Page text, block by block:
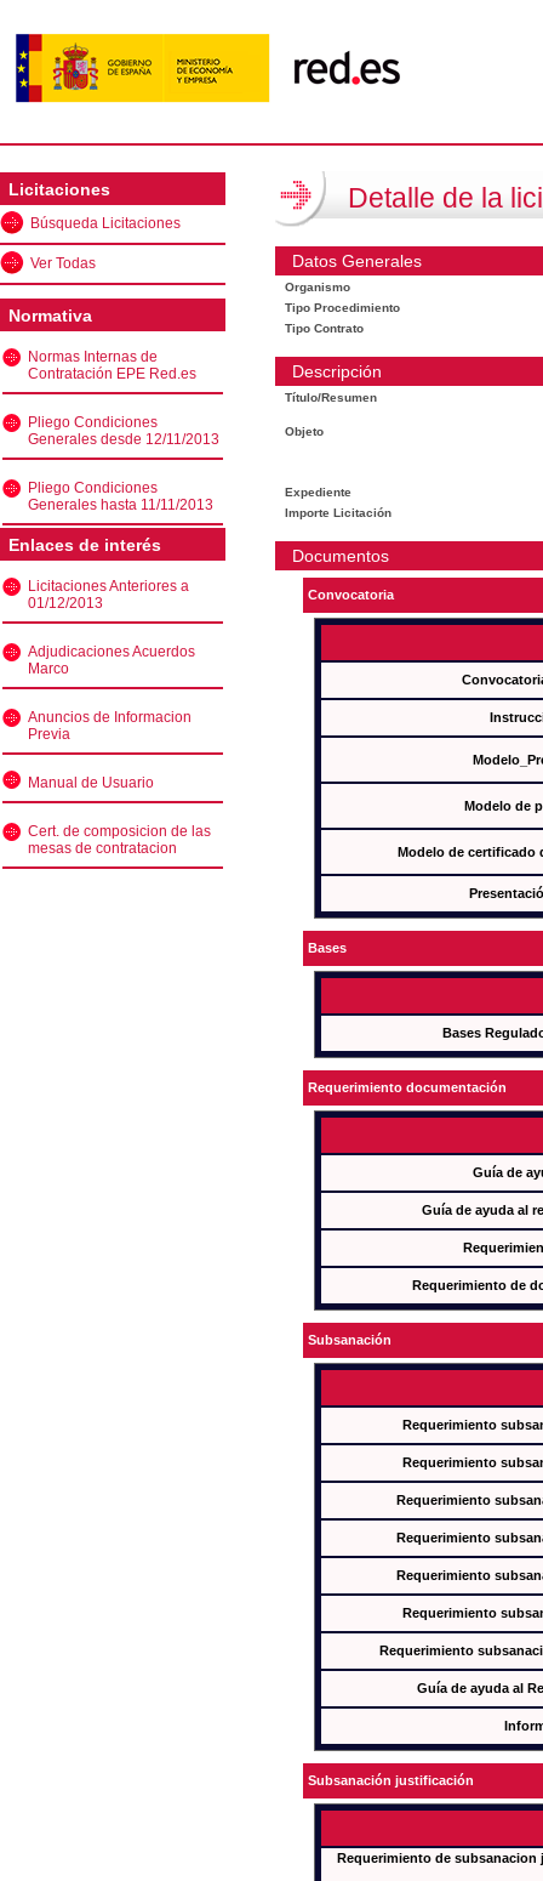
Licitaciones
Búsqueda Licitaciones
Ver Todas
Normativa
Normas Internas de
Contratación EPE Red.es
Pliego Condiciones
Generales desde 12/11/2013
Pliego Condiciones
Generales hasta 11/11/2013
Enlaces de interés
Licitaciones Anteriores a
01/12/2013
Adjudicaciones Acuerdos
Marco
Anuncios de Informacion
Previa
Manual de Usuario
Cert. de composicion de las
mesas de contratacion
Detalle de la
Datos Generales
Organismo
Tipo Procedimiento
Tipo Contrato
Descripción
Título/Resumen
Objeto
Expediente
Importe Licitación
Documentos
Convocatoria
Modelo de
Modelo de certificado
Bases
Bases
Requerimiento documentación
Guía de
Guía de ayuda al
Requerimiento de
Subsanación
Requerimiento
Requerimiento
Requerimiento
Requerimiento
Requerimiento
Requerimiento
Requerimiento
Guía de ayuda al
Subsanación justificación
Requerimiento de